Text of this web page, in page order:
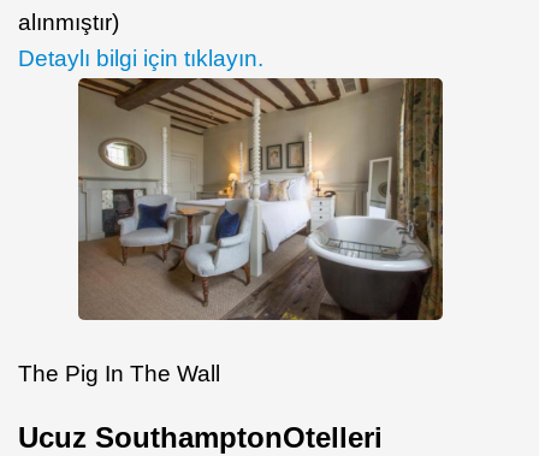
alınmıştır)
Detaylı bilgi için tıklayın.
The Pig In The Wall
Ucuz SouthamptonOtelleri